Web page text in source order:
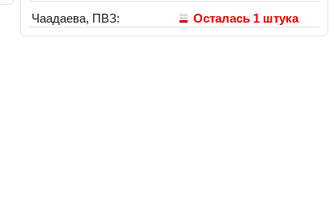
Чаадаева, ПВЗ:
Осталась 1 штука